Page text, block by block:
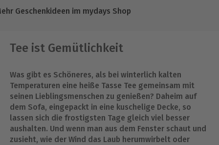
Geschenkideen im mydays Shop
Tee ist Gemütlichkeit
Was gibt es Schöneres, als bei winterlich kalten
Temperaturen eine heiße Tasse Tee gemeinsam mit
seinen Lieblingsmenschen zu genießen? Daheim auf
dem Sofa, eingepackt in eine kuschelige Decke, so
lassen sich die frostigsten Tage gleich viel besser
aushalten. Und wenn man aus dem Fenster schaut und
zusieht, wie der Wind das Laub herumwirbelt oder